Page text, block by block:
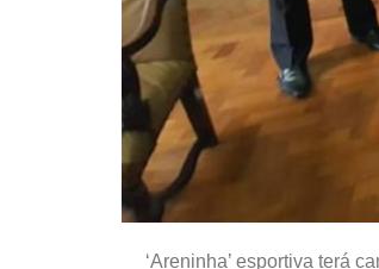
‘Areninha’ esportiva terá